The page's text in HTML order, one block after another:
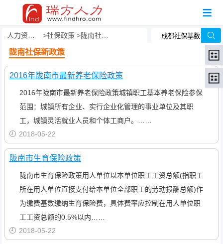
社保政策 陇南社保新政策
陇南社保新政策
2016年陇南市最新养老保险政策
2016年陇南市最新养老保险政策城镇职工基本养老保险参保
范围：城镇所有企业、实行企业化管理的事业单位及其职
工，城镇灵活就业人员和个体工商户。……
2018-05-22
陇南市生育保险政策
陇南市生育保险政策用人单位以本单位职工工资总额(指职工
所在用人单位直接支付给本单位全部职工的劳动报酬总额)作
为缴费基数缴纳生育保险费，具体费率应控制在用人单位职
工工资总额的0.5%以内……
2018-05-22